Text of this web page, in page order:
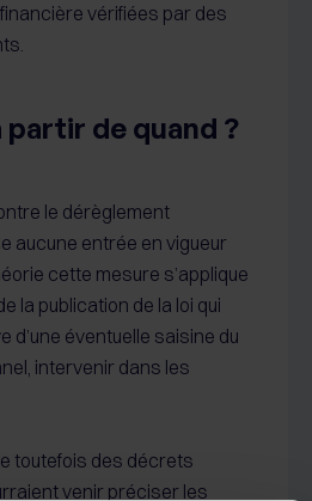
vérifiées par des
partir de quand ?
le dérèglement
aucune entrée en vigueur
cette mesure s’applique
la publication de la loi qui
d’une éventuelle saisine du
intervenir dans les
toutefois des décrets
venir préciser les